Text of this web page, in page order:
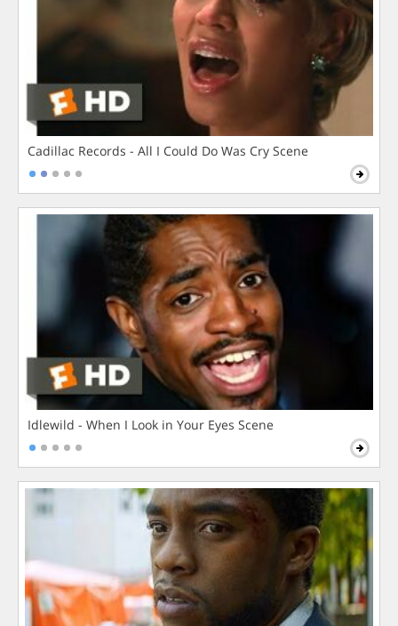
Cadillac Records - All I Could Do Was Cry Scene
Idlewild - When I Look in Your Eyes Scene